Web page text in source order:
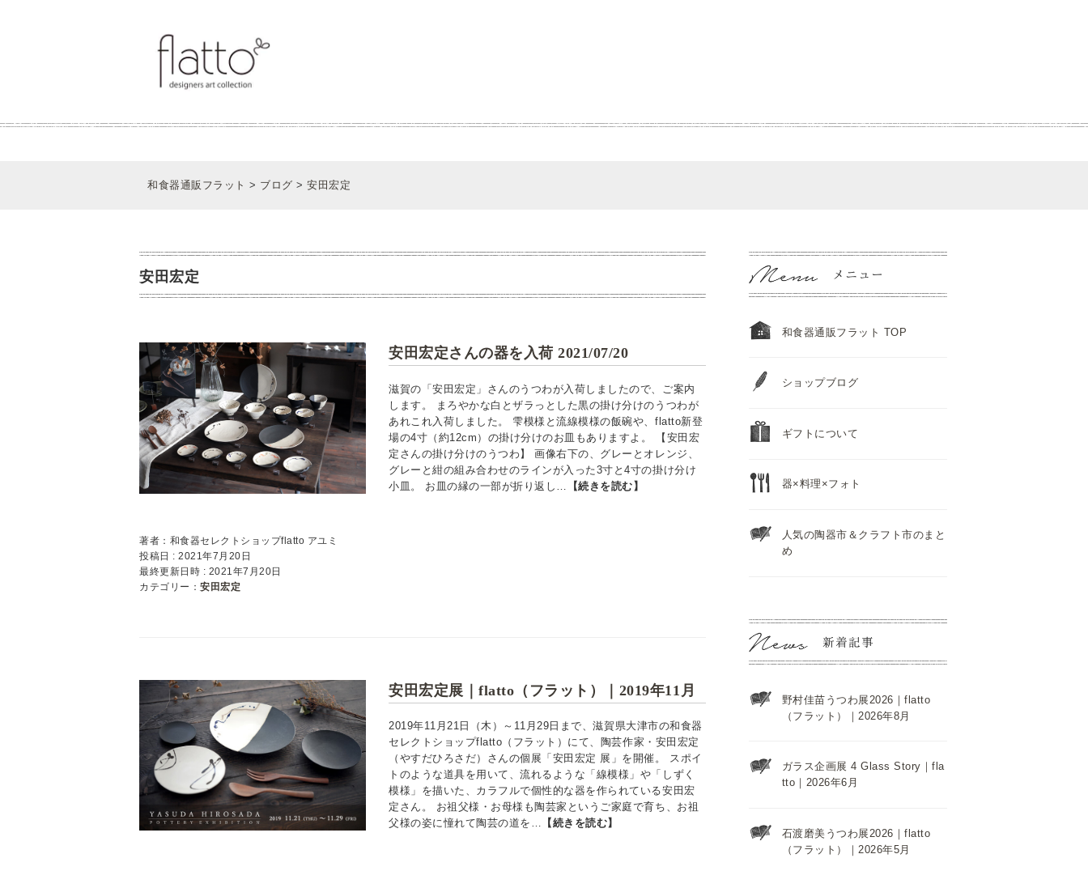
和食器通販フラット > ブログ >安田宏定
安田宏定
安田宏定さんの器を入荷 2021/07/20
滋賀の「安田宏定」さんのうつわが入荷しましたので、ご案内
します。 まろやかな白とザラっとした黒の掛け分けのうつわが
あれこれ入荷しました。 雫模様と流線模様の飯碗や、flatto新登
場の4寸（約12cm）の掛け分けのお皿もありますよ。 【安田宏
定さんの掛け分けのうつわ】 画像右下の、グレーとオレンジ、
グレーと紺の組み合わせのラインが入った3寸と4寸の掛け分け
小皿。 お皿の縁の一部が折り返し…
【続きを読む】
著者：和食器セレクトショップflatto アユミ
投稿日 : 2021年7月20日
最終更新日時 : 2021年7月20日
カテゴリー：安田宏定
安田宏定展｜flatto（フラット）｜2019年11月
2019年11月21日（木）～11月29日まで、滋賀県大津市の和食器
セレクトショップflatto（フラット）にて、陶芸作家・安田宏定
（やすだひろさだ）さんの個展「安田宏定 展」を開催。 スポイ
トのような道具を用いて、流れるような「線模様」や「しずく
模様」を描いた、カラフルで個性的な器を作られている安田宏
定さん。 お祖父様・お母様も陶芸家というご家庭で育ち、お祖
父様の姿に憧れて陶芸の道を… 【続きを読む】
和食器通販フラット TOP
ショップブログ
ギフトについて
器×料理×フォト
人気の陶器市＆クラフト市のまと
め
野村佳苗うつわ展2026｜flatto
（フラット）｜2026年8月
ガラス企画展 4 Glass Story｜fla
tto｜2026年6月
石渡磨美うつわ展2026｜flatto
（フラット）｜2026年5月